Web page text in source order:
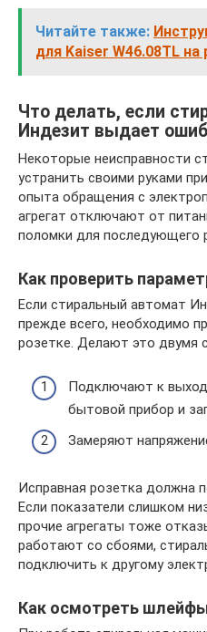
Читайте также:
для Kaiser W46.08TL
Что делать, если
Индезит выдает
Некоторые неисправности
устранить своими руками
опыта обращения с
агрегат отключают от
поломки для последующего
Как проверить
Если стиральный автомат
прежде всего, необходимо
розетке. Делают это двумя
Подключают к
бытовой прибор и
Замеряют
Исправная розетка должна
Если показатели слишком
прочие агрегаты тоже
работают со сбоями,
подключить к другому
Как осмотреть